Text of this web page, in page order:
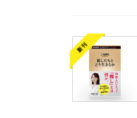
新刊